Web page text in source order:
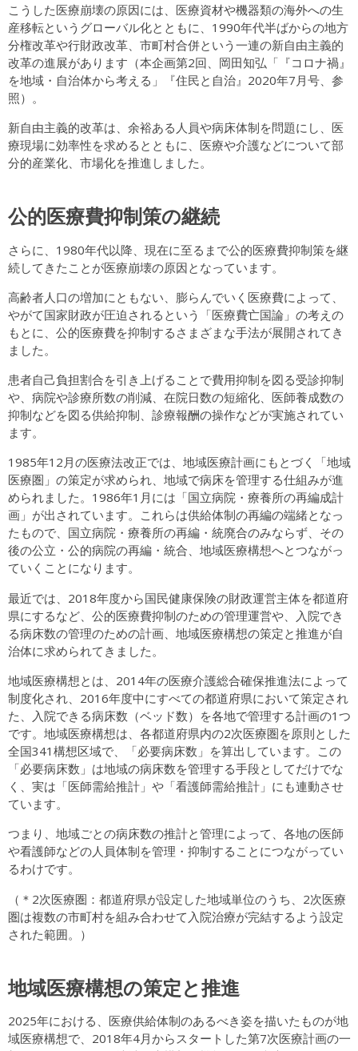
こうした医療崩壊の原因には、医療資材や機器類の海外への生
産移転というグローバル化とともに、1990年代半ばからの地方
分権改革や行財政改革、市町村合併という一連の新自由主義的
改革の進展があります（本企画第2回、岡田知弘「『コロナ禍』
を地域・自治体から考える」『住民と自治』2020年7月号、参
照）。
新自由主義的改革は、余裕ある人員や病床体制を問題にし、医
療現場に効率性を求めるとともに、医療や介護などについて部
分的産業化、市場化を推進しました。
公的医療費抑制策の継続
さらに、1980年代以降、現在に至るまで公的医療費抑制策を継
続してきたことが医療崩壊の原因となっています。
高齢者人口の増加にともない、膨らんでいく医療費によって、
やがて国家財政が圧迫されるという「医療費亡国論」の考えの
もとに、公的医療費を抑制するさまざまな手法が展開されてき
ました。
患者自己負担割合を引き上げることで費用抑制を図る受診抑制
や、病院や診療所数の削減、在院日数の短縮化、医師養成数の
抑制などを図る供給抑制、診療報酬の操作などが実施されてい
ます。
1985年12月の医療法改正では、地域医療計画にもとづく「地域
医療圏」の策定が求められ、地域で病床を管理する仕組みが進
められました。1986年1月には「国立病院・療養所の再編成計
画」が出されています。これらは供給体制の再編の端緒となっ
たもので、国立病院・療養所の再編・統廃合のみならず、その
後の公立・公的病院の再編・統合、地域医療構想へとつながっ
ていくことになります。
最近では、2018年度から国民健康保険の財政運営主体を都道府
県にするなど、公的医療費抑制のための管理運営や、入院でき
る病床数の管理のための計画、地域医療構想の策定と推進が自
治体に求められてきました。
地域医療構想とは、2014年の医療介護総合確保推進法によって
制度化され、2016年度中にすべての都道府県において策定され
た、入院できる病床数（ベッド数）を各地で管理する計画の1つ
です。地域医療構想は、各都道府県内の2次医療圏を原則とした
全国341構想区域で、「必要病床数」を算出しています。この
「必要病床数」は地域の病床数を管理する手段としてだけでな
く、実は「医師需給推計」や「看護師需給推計」にも連動させ
ています。
つまり、地域ごとの病床数の推計と管理によって、各地の医師
や看護師などの人員体制を管理・抑制することにつながってい
るわけです。
（＊2次医療圏：都道府県が設定した地域単位のうち、2次医療
圏は複数の市町村を組み合わせて入院治療が完結するよう設定
された範囲。）
地域医療構想の策定と推進
2025年における、医療供給体制のあるべき姿を描いたものが地
域医療構想で、2018年4月からスタートした第7次医療計画の一